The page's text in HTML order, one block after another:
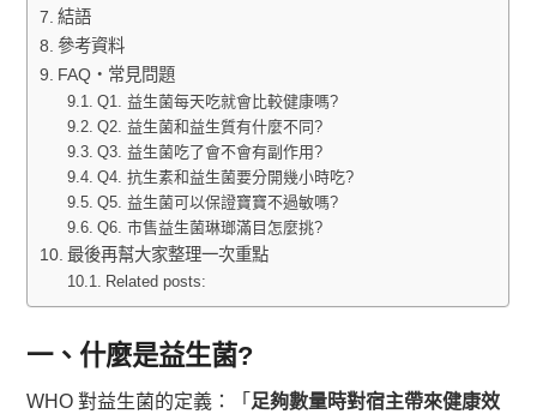
結語
參考資料
FAQ・常見問題
Q1. 益生菌每天吃就會比較健康嗎?
Q2. 益生菌和益生質有什麼不同?
Q3. 益生菌吃了會不會有副作用?
Q4. 抗生素和益生菌要分開幾小時吃?
Q5. 益生菌可以保證寶寶不過敏嗎?
Q6. 市售益生菌琳瑯滿目怎麼挑?
最後再幫大家整理一次重點
Related posts:
一、什麼是益生菌?
WHO 對益生菌的定義：「 足夠數量時對宿主帶來健康效